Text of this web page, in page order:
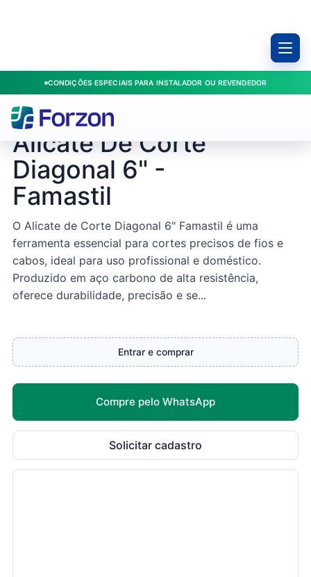
CONDIÇÕES ESPECIAIS PARA INSTALADOR OU REVENDEDOR
Produtos/Ferramentas/
FAMASTIL / 76228
Alicate De Corte
Diagonal 6" -
Famastil
O Alicate de Corte Diagonal 6" Famastil é uma
ferramenta essencial para cortes precisos de fios e
cabos, ideal para uso profissional e doméstico.
Produzido em aço carbono de alta resistência,
oferece durabilidade, precisão e se...
Entrar e comprar
Compre pelo WhatsApp
Solicitar cadastro